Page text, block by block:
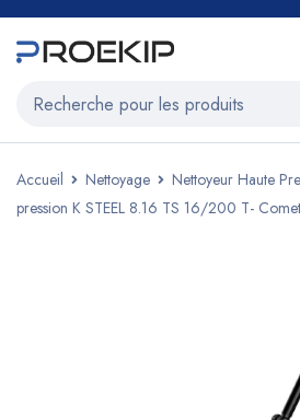
Accueil Nettoyage Nettoyeur Haute
pression K STEEL 8.16 TS 16/200 T- Comet